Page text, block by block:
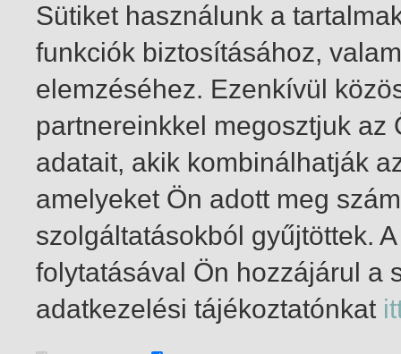
1-2 / összesen 2 találat
Sütiket használunk a
funkciók biztosításához,
elemzéséhez. Ezenkívül
partnereinkkel megosztjuk
adatait, akik kombinálhatják
amelyeket Ön adott meg
szolgáltatásokból gyűjtöttek.
folytatásával Ön hozzájárul a
adatkezelési tájékoztatónkat